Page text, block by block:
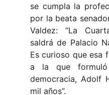
se cumpla la
por la beata
Valdez: “La
saldrá de Palacio
Es curioso que esa
a la que
democracia, Adolf
mil años”.